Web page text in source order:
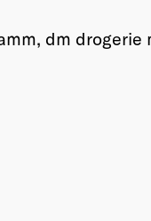
dm drogerie